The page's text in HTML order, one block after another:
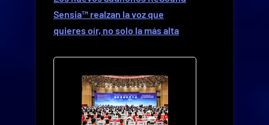
Sensia™ realzan la voz que
quieres oír, no solo la más alta